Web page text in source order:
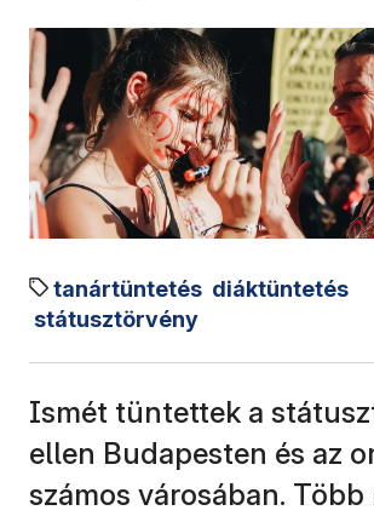
tanártüntetés diáktüntetés
státusztörvény
Ismét tüntettek a
ellen Budapesten és az
számos városában.